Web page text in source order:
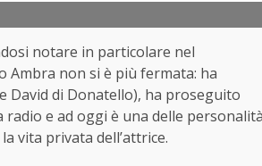
notare in particolare nel
Ambra non si è più fermata: ha
David di Donatello), ha proseguito
e ad oggi è una delle
vita privata dell’attrice.